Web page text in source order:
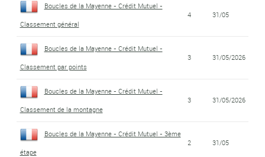
Boucles de la Mayenne - Crédit Mutuel -
Classement général
4 31/05
Boucles de la Mayenne - Crédit Mutuel -
Classement par points
3 31/05/2026
Boucles de la Mayenne - Crédit Mutuel -
Classement de la montagne
3 31/05/2026
Boucles de la Mayenne - Crédit Mutuel - 3ème
étape
2 31/05